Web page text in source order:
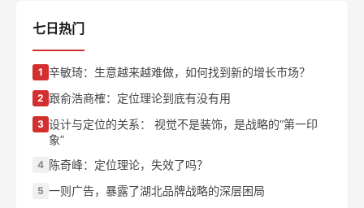
七日热门
1 辛敏琦：生意越来越难做，如何找到新的增长市场？
2 跟俞浩商榷：定位理论到底有没有用
3 设计与定位的关系： 视觉不是装饰，是战略的“第一印
象”
4 陈奇峰：定位理论，失效了吗？
5 一则广告，暴露了湖北品牌战略的深层困局